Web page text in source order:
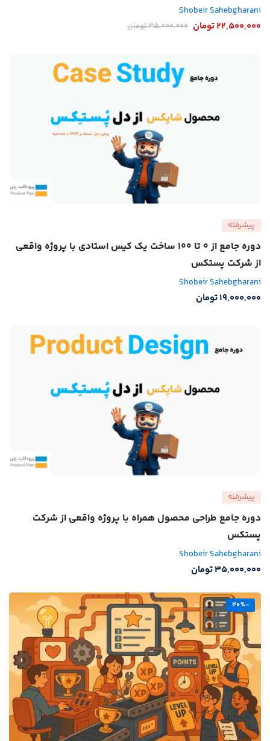
Shobeir Sahebgharani
22,500,000تومان 35,000,000تومان
پیشرفته
دوره جامع از 0 تا 100 ساخت یک کیس استادی با پروژه واقعی
از شرکت پستکس
Shobeir Sahebgharani
19,000,000تومان
پیشرفته
دوره جامع طراحی محصول همراه با پروژه واقعی از شرکت
پستکس
Shobeir Sahebgharani
35,000,000تومان
-40%